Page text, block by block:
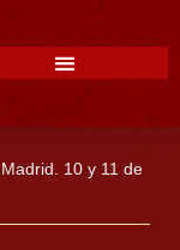
10 y 11 de